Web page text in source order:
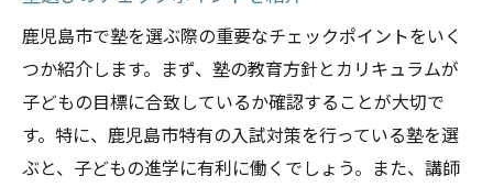
鹿児島市で塾を選ぶ際の重要なチェックポイントをいく
つか紹介します。まず、塾の教育方針とカリキュラムが
子どもの目標に合致しているか確認することが大切で
す。特に、鹿児島市特有の入試対策を行っている塾を選
ぶと、子どもの進学に有利に働くでしょう。また、講師